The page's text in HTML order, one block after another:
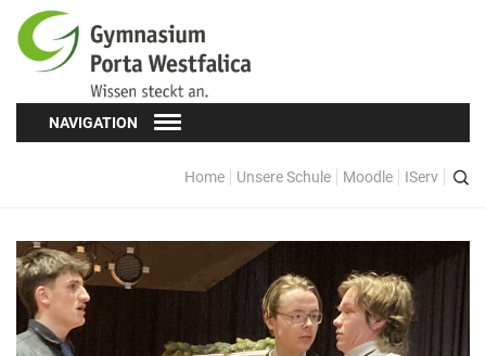
NAVIGATION
Home Unsere Schule Moodle IServ
Schülervertretung (SV)
Oberstufe
Formulare